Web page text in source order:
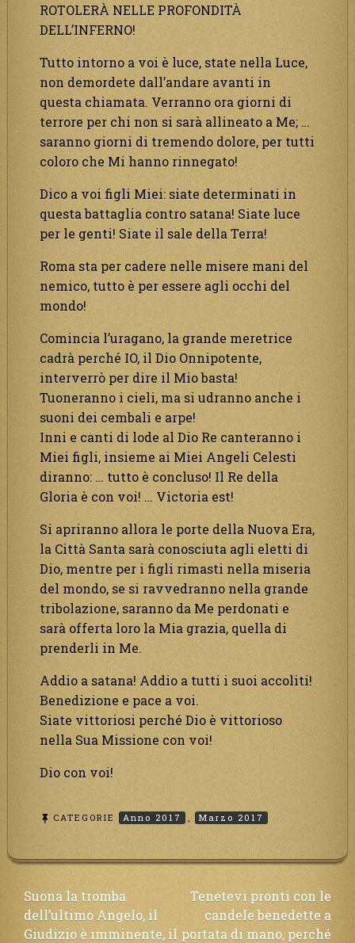
ROTOLERÀ NELLE PROFONDITÀ
DELL’INFERNO!
Tutto intorno a voi è luce, state nella Luce,
non demordete dall’andare avanti in
questa chiamata. Verranno ora giorni di
terrore per chi non si sarà allineato a Me; …
saranno giorni di tremendo dolore, per tutti
coloro che Mi hanno rinnegato!
Dico a voi figli Miei: siate determinati in
questa battaglia contro satana! Siate luce
per le genti! Siate il sale della Terra!
Roma sta per cadere nelle misere mani del
nemico, tutto è per essere agli occhi del
mondo!
Comincia l’uragano, la grande meretrice
cadrà perché IO, il Dio Onnipotente,
interverrò per dire il Mio basta!
Tuoneranno i cieli, ma si udranno anche i
suoni dei cembali e arpe!
Inni e canti di lode al Dio Re canteranno i
Miei figli, insieme ai Miei Angeli Celesti
diranno: … tutto è concluso! Il Re della
Gloria è con voi! … Victoria est!
Si apriranno allora le porte della Nuova Era,
la Città Santa sarà conosciuta agli eletti di
Dio, mentre per i figli rimasti nella miseria
del mondo, se si ravvedranno nella grande
tribolazione, saranno da Me perdonati e
sarà offerta loro la Mia grazia, quella di
prenderli in Me.
Addio a satana! Addio a tutti i suoi accoliti!
Benedizione e pace a voi.
Siate vittoriosi perché Dio è vittorioso
nella Sua Missione con voi!
Dio con voi!
CATEGORIE Anno 2017 , Marzo 2017
Navigazione
articoli
Suona la tromba
dell’ultimo Angelo, il
Giudizio è imminente, il
Tenetevi pronti con le
candele benedette a
portata di mano, perché